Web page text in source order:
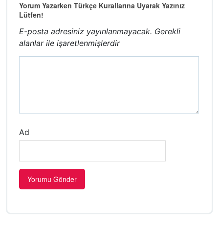
Yorum Yazarken Türkçe Kurallarına Uyarak Yazınız
Lütfen!
E-posta adresiniz yayınlanmayacak. Gerekli
alanlar ile işaretlenmişlerdir
Ad